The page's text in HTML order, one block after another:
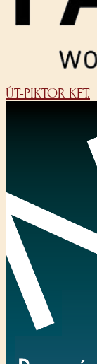
ÚT-PIKTOR KFT.